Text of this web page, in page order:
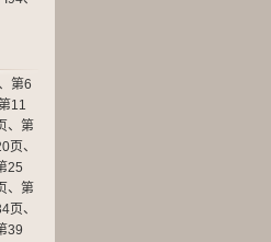
第6
11
、 第
页、
25
、 第
页、
39